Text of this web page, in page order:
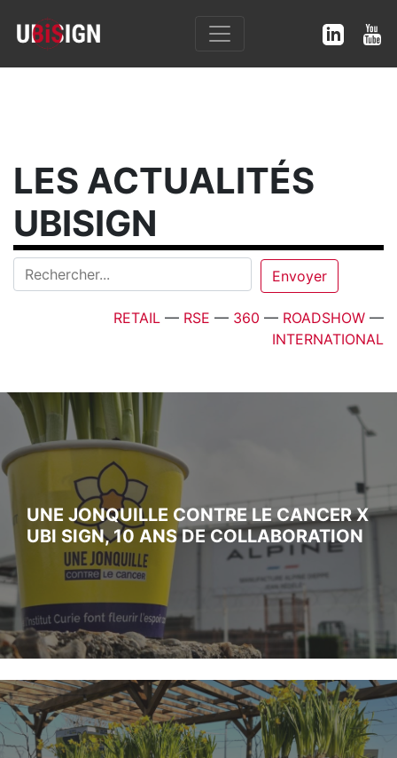
LES ACTUALITÉS
UBISIGN
RETAIL — RSE — 360 — ROADSHOW —
INTERNATIONAL
UNE JONQUILLE CONTRE LE CANCER X
UBI SIGN, 10 ANS DE COLLABORATION